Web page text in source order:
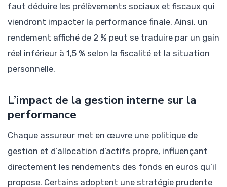
faut déduire les prélèvements sociaux et fiscaux qui
viendront impacter la performance finale. Ainsi, un
rendement affiché de 2 % peut se traduire par un gain
réel inférieur à 1,5 % selon la fiscalité et la situation
personnelle.
L’impact de la gestion interne sur la
performance
Chaque assureur met en œuvre une politique de
gestion et d’allocation d’actifs propre, influençant
directement les rendements des fonds en euros qu’il
propose. Certains adoptent une stratégie prudente